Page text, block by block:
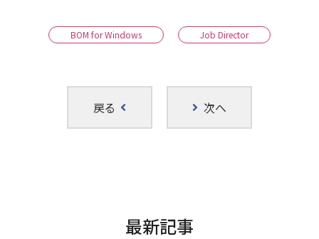
BOM for Windows Job Director
戻る 次へ
最新記事